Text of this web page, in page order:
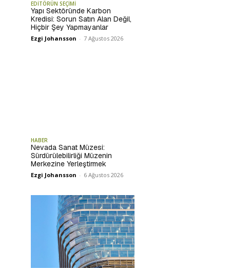
EDİTÖRÜN SEÇİMİ
Yapı Sektöründe Karbon
Kredisi: Sorun Satın Alan Değil,
Hiçbir Şey Yapmayanlar
Ezgi Johansson - 7 Ağustos 2026
HABER
Nevada Sanat Müzesi:
Sürdürülebilirliği Müzenin
Merkezine Yerleştirmek
Ezgi Johansson - 6 Ağustos 2026